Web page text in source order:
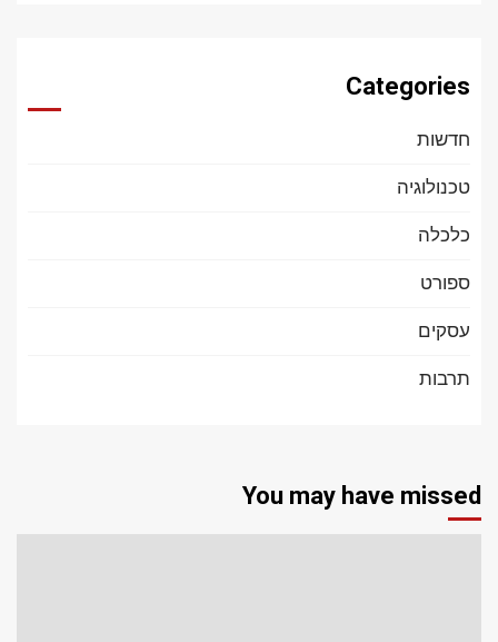
Categories
חדשות
טכנולוגיה
כלכלה
ספורט
עסקים
תרבות
You may have missed